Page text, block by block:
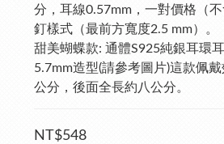
分，耳線0.57mm，一對價格（
釘樣式（最前方寬度2.5 mm）。
甜美蝴蝶款: 通體S925純銀耳環
5.7mm造型(請參考圖片)這款佩
公分，後面全長約八公分。
NT$548